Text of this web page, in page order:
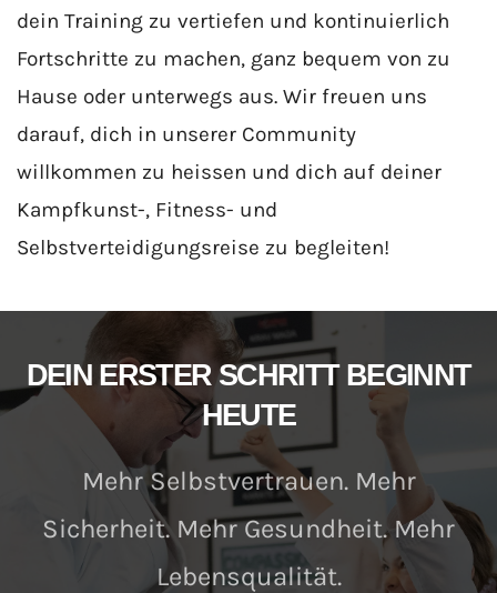
dein Training zu vertiefen und kontinuierlich
Fortschritte zu machen, ganz bequem von zu
Hause oder unterwegs aus. Wir freuen uns
darauf, dich in unserer Community
willkommen zu heissen und dich auf deiner
Kampfkunst-, Fitness- und
Selbstverteidigungsreise zu begleiten!
DEIN ERSTER SCHRITT BEGINNT
HEUTE
Mehr Selbstvertrauen. Mehr
Sicherheit. Mehr Gesundheit. Mehr
Lebensqualität.